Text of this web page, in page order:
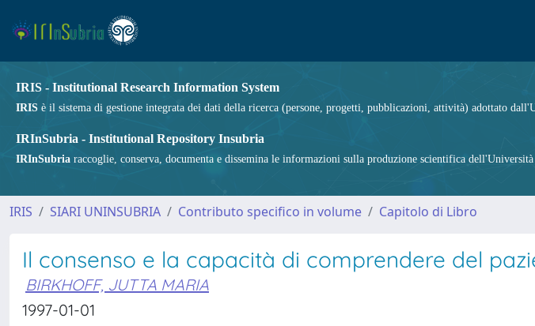
IRIS - Institutional Research Information System
IRIS è il sistema di gestione integrata dei dati della ricerca (persone, progetti, pubblicazioni, attività) adottato
IRInSubria - Institutional Repository Insubria
IRInSubria raccoglie, conserva, documenta e dissemina le informazioni sulla produzione scientifica
IRIS SIARI UNINSUBRIA Contributo specifico in volume Capitolo di Libro
Il consenso e la capacità di comprendere del
BIRKHOFF, JUTTA MARIA
1997-01-01